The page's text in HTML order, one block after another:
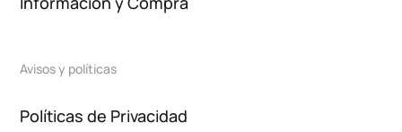
Avisos y políticas
Políticas de Privacidad